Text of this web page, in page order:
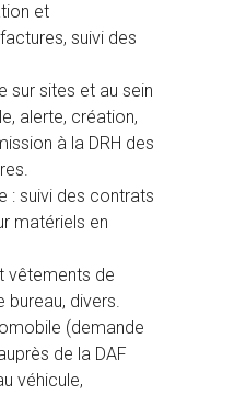
et
suivi des
sur sites et au sein
alerte, création,
à la DRH des
: suivi des contrats
matériels en
vêtements de
bureau, divers.
(demande
de la DAF
véhicule,